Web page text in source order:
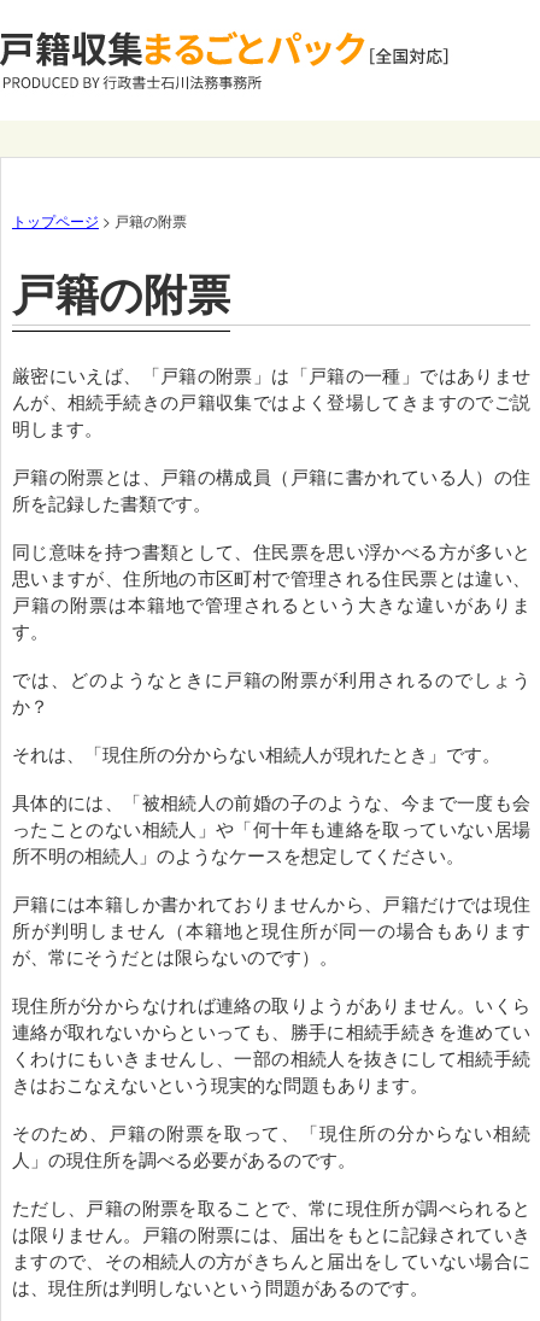
トップページ > 戸籍の附票
戸籍の附票
厳密にいえば、「戸籍の附票」は「戸籍の一種」ではありませ
んが、相続手続きの戸籍収集ではよく登場してきますのでご説
明します。
戸籍の附票とは、戸籍の構成員（戸籍に書かれている人）の住
所を記録した書類です。
同じ意味を持つ書類として、住民票を思い浮かべる方が多いと
思いますが、住所地の市区町村で管理される住民票とは違い、
戸籍の附票は本籍地で管理されるという大きな違いがありま
す。
では、どのようなときに戸籍の附票が利用されるのでしょう
か？
それは、「現住所の分からない相続人が現れたとき」です。
具体的には、「被相続人の前婚の子のような、今まで一度も会
ったことのない相続人」や「何十年も連絡を取っていない居場
所不明の相続人」のようなケースを想定してください。
戸籍には本籍しか書かれておりませんから、戸籍だけでは現住
所が判明しません（本籍地と現住所が同一の場合もあります
が、常にそうだとは限らないのです）。
現住所が分からなければ連絡の取りようがありません。いくら
連絡が取れないからといっても、勝手に相続手続きを進めてい
くわけにもいきませんし、一部の相続人を抜きにして相続手続
きはおこなえないという現実的な問題もあります。
そのため、戸籍の附票を取って、「現住所の分からない相続
人」の現住所を調べる必要があるのです。
ただし、戸籍の附票を取ることで、常に現住所が調べられると
は限りません。戸籍の附票には、届出をもとに記録されていき
ますので、その相続人の方がきちんと届出をしていない場合に
は、現住所は判明しないという問題があるのです。